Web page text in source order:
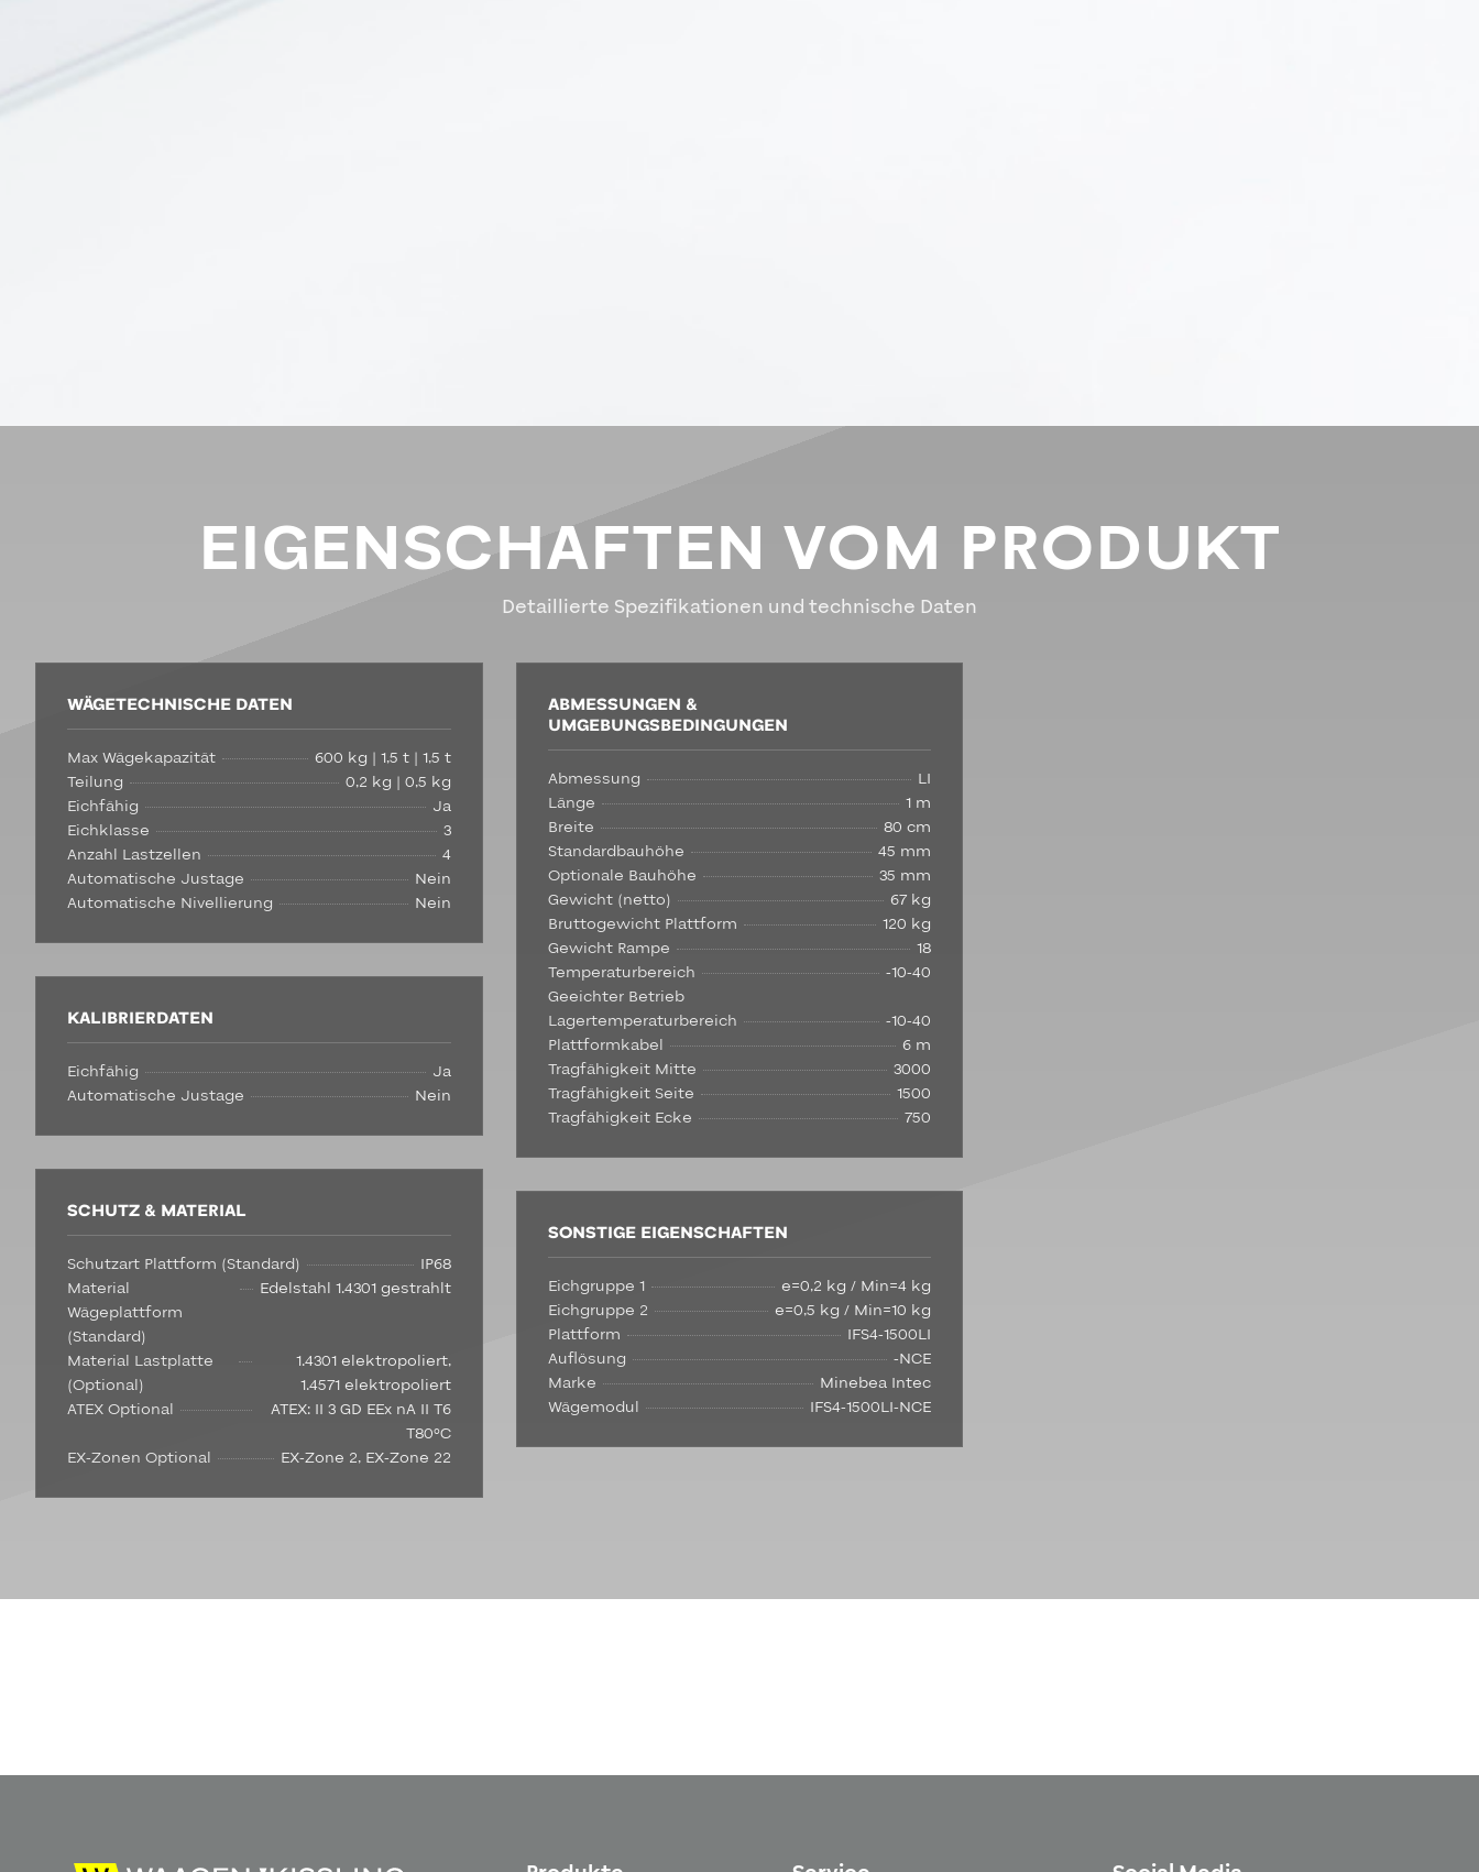
EIGENSCHAFTEN VOM PRODUKT
Detaillierte Spezifikationen und technische Daten
WÄGETECHNISCHE DATEN
Max Wägekapazität
600 kg | 1,5 t | 1,5 t
Teilung
0,2 kg | 0,5 kg
Eichfähig
Ja
Eichklasse
3
Anzahl Lastzellen
4
Automatische Justage
Nein
Automatische Nivellierung
Nein
KALIBRIERDATEN
Eichfähig
Ja
Automatische Justage
Nein
SCHUTZ & MATERIAL
Schutzart Plattform (Standard)
IP68
Material
Wägeplattform
(Standard)
Edelstahl 1.4301 gestrahlt
Material Lastplatte
(Optional)
1.4301 elektropoliert,
1.4571 elektropoliert
ATEX Optional
ATEX: II 3 GD EEx nA II T6
T80°C
EX-Zonen Optional
EX-Zone 2, EX-Zone 22
ABMESSUNGEN &
UMGEBUNGSBEDINGUNGEN
Abmessung
LI
Länge
1 m
Breite
80 cm
Standardbauhöhe
45 mm
Optionale Bauhöhe
35 mm
Gewicht (netto)
67 kg
Bruttogewicht Plattform
120 kg
Gewicht Rampe
18
Temperaturbereich
Geeichter Betrieb
-10-40
Lagertemperaturbereich
-10-40
Plattformkabel
6 m
Tragfähigkeit Mitte
3000
Tragfähigkeit Seite
1500
Tragfähigkeit Ecke
750
SONSTIGE EIGENSCHAFTEN
Eichgruppe 1
e=0,2 kg / Min=4 kg
Eichgruppe 2
e=0,5 kg / Min=10 kg
Plattform
IFS4-1500LI
Auflösung
-NCE
Marke
Minebea Intec
Wägemodul
IFS4-1500LI-NCE